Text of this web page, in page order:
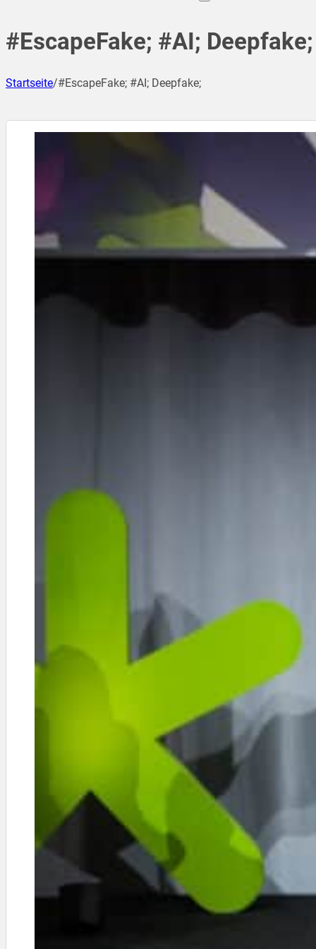
#EscapeFake; #AI; Deepfake;
Startseite/#EscapeFake; #AI; Deepfake;